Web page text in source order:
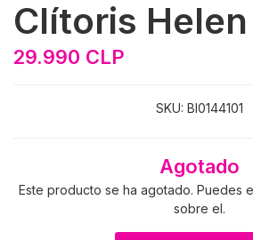
Clítoris Helen
29.990 CLP
SKU: BI0144101
Agotado
Este producto se ha agotado. Puedes
sobre el.